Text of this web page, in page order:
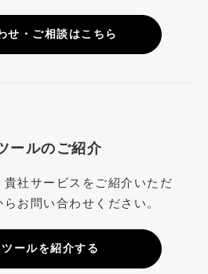
せ・ご相談はこちら
ールのご紹介
社サービスをご紹介いただ
お問い合わせください。
ールを紹介する